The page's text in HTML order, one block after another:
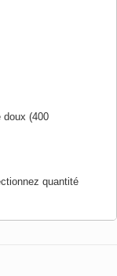
doux (400
quantité